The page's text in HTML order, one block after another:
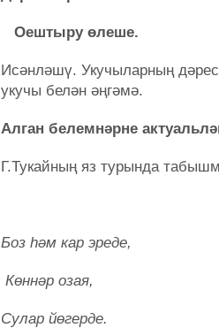
Оештыру өлеше.
Исәнләшү. Укучыларның
укучы белән әңгәмә.
Алган белемнәрне
Г.Тукайның яз турында
Боз hәм кар эреде,
Көннәр озая,
Сулар йөгерде.